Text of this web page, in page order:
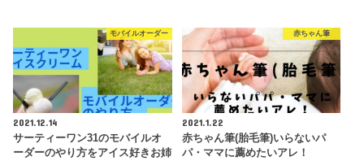
モバイルオーダー
2021.12.14
サーティーワン31のモバイルオ
ーダーのやり方をアイス好きお姉
赤ちゃん筆
2021.1.22
赤ちゃん筆(胎毛筆)いらないパ
パ・ママに薦めたいアレ！